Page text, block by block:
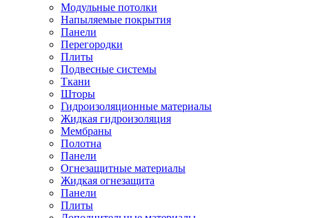
Модульные потолки
Напыляемые покрытия
Панели
Перегородки
Плиты
Подвесные системы
Ткани
Шторы
Гидроизоляционные материалы
Жидкая гидроизоляция
Мембраны
Полотна
Панели
Огнезащитные материалы
Жидкая огнезащита
Панели
Плиты